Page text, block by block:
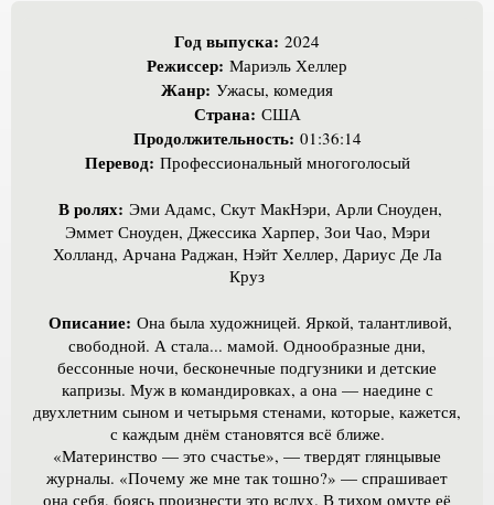
Год выпуска: 2024
Режиссер: Мариэль Хеллер
Жанр: Ужасы, комедия
Страна: США
Продолжительность: 01:36:14
Перевод: Профессиональный многоголосый
В ролях: Эми Адамс, Скут МакНэри, Арли Сноуден,
Эммет Сноуден, Джессика Харпер, Зои Чао, Мэри
Холланд, Арчана Раджан, Нэйт Хеллер, Дариус Де Ла
Круз
Описание: Она была художницей. Яркой, талантливой,
свободной. А стала... мамой. Однообразные дни,
бессонные ночи, бесконечные подгузники и детские
капризы. Муж в командировках, а она — наедине с
двухлетним сыном и четырьмя стенами, которые, кажется,
с каждым днём становятся всё ближе.
«Материнство — это счастье», — твердят глянцывые
журналы. «Почему же мне так тошно?» — спрашивает
она себя, боясь произнести это вслух. В тихом омуте её